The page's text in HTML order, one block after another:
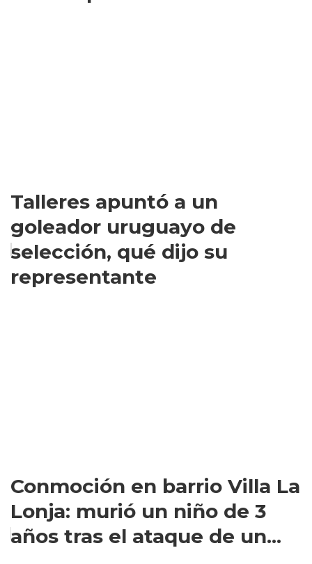
Talleres apuntó a un
goleador uruguayo de
selección, qué dijo su
representante
Conmoción en barrio Villa La
Lonja: murió un niño de 3
años tras el ataque de un...